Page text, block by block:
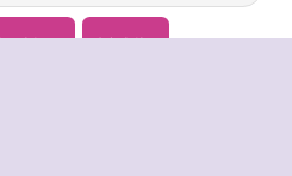
Mobile